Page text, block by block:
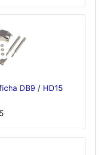
DB9 / HD15